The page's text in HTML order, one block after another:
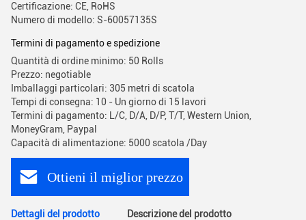
Certificazione: CE, RoHS
Numero di modello: S-60057135S
Termini di pagamento e spedizione
Quantità di ordine minimo: 50 Rolls
Prezzo: negotiable
Imballaggi particolari: 305 metri di scatola
Tempi di consegna: 10 - Un giorno di 15 lavori
Termini di pagamento: L/C, D/A, D/P, T/T, Western Union,
MoneyGram, Paypal
Capacità di alimentazione: 5000 scatola /Day
Ottieni il miglior prezzo
Dettagli del prodotto Descrizione del prodotto